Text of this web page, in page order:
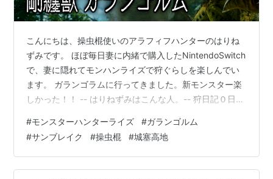
こんにちは、操虫棍使いのアラフィフハンターのはりね
ずみです。 ほぼ毎日妻に内緒で購入したNintendoSwitch
で、妻に隠れてモンハンライズで狩ぐらしを楽しんでい
ます。 ガランゴラムに行ってきました。新モンスター楽
しかった！！ -- はりねずみはこんな人。-- 狩日記０日目
ちゃな感じの次男坊ですが、先日はバスケ部仲間とバー
ベキューに遊びに行って楽しんでいました。受験生なん
ですけどね（笑） 思い返すと、僕も中学の時ジョーダン
が活躍していたのでバスケは好きでやりたかったのです
#モンスターハンターライズ #ガランゴルム
#サンブレイク #操虫棍 #城塞高地